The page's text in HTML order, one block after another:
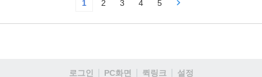
1 2 3 4 5
로그인 PC화면 퀵링크
설정